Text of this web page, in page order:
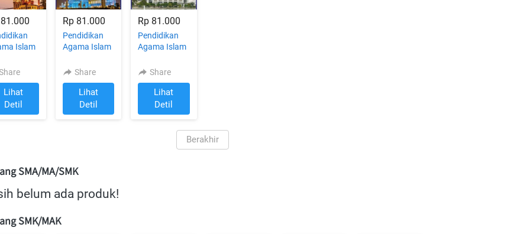
Islam
Kelas
MTS
Lihat
Detil
Rp 81.000
Pendidikan
Agama Islam
Pekerti Kelas
8 untuk
SMP/MTS
Share
Lihat
Detil
Rp 81.000
Pendidikan
Agama Islam
Pekerti Kelas
7 untuk
SM/MTS
Share
Lihat
Detil
`Berakhir
SMA/MA/SMK
belum ada produk!
SMK/MAK